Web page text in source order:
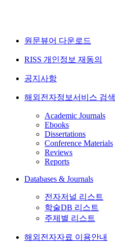
원문뷰어 다운로드
RISS 개인정보 재동의
공지사항
해외전자정보서비스 검색
Academic Journals
Ebooks
Dissertations
Conference Materials
Reviews
Reports
Databases & Journals
전자저널 리스트
학술DB 리스트
주제별 리스트
해외전자자료 이용안내